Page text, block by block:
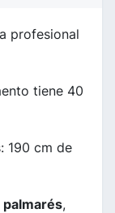
profesional
tiene 40
190 cm de
palmarés,